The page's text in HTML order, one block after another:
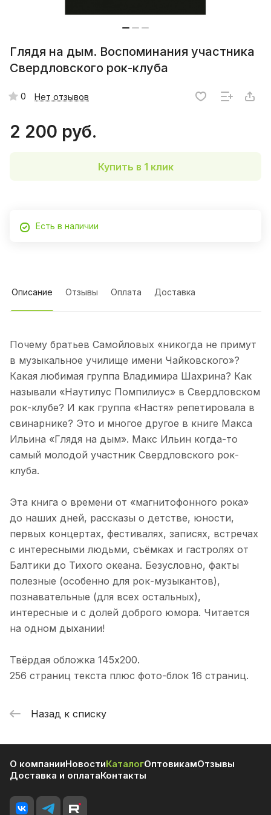
Глядя на дым. Воспоминания участника
Свердловского рок-клуба
0 Нет отзывов
2 200 руб.
Купить в 1 клик
Есть в наличии
Описание Отзывы Оплата Доставка
Почему братьев Самойловых «никогда не примут
в музыкальное училище имени Чайковского»?
Какая любимая группа Владимира Шахрина? Как
называли «Наутилус Помпилиус» в Свердловском
рок-клубе? И как группа «Настя» репетировала в
свинарнике? Это и многое другое в книге Макса
Ильина «Глядя на дым». Макс Ильин когда-то
самый молодой участник Свердловского рок-
клуба.
Эта книга о времени от «магнитофонного рока»
до наших дней, рассказы о детстве, юности,
первых концертах, фестивалях, записях, встречах
с интересными людьми, съёмках и гастролях от
Балтики до Тихого океана. Безусловно, факты
полезные (особенно для рок-музыкантов),
познавательные (для всех остальных),
интересные и с долей доброго юмора. Читается
на одном дыхании!
Твёрдая обложка 145х200.
256 страниц текста плюс фото-блок 16 страниц.
Назад к списку
О компанииНовостиКаталогОптовикамОтзывы
Доставка и оплатаКонтакты